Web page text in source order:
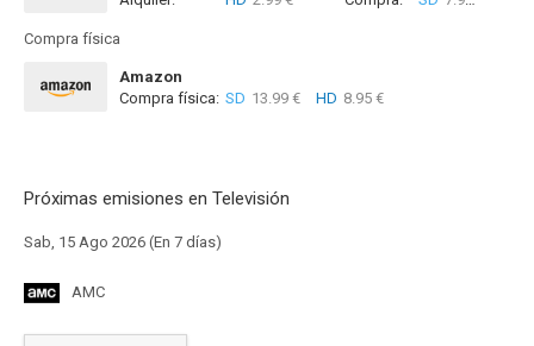
Compra física
Amazon
Compra física: SD 13.99 € HD 8.95 €
Próximas emisiones en Televisión
Sab, 15 Ago 2026 (En 7 días)
AMC